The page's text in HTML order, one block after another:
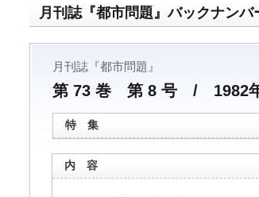
月刊誌『都市問題』バックナンバ
月刊誌『都市問題』
第 73 巻 第 8 号 / 1982
特 集
内 容